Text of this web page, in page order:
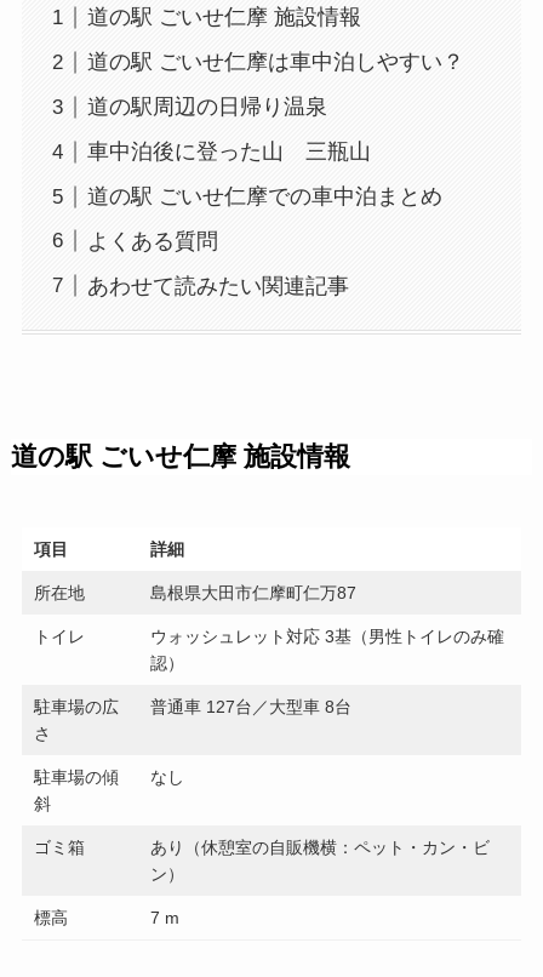
道の駅 ごいせ仁摩 施設情報
道の駅 ごいせ仁摩は車中泊しやすい？
道の駅周辺の日帰り温泉
車中泊後に登った山 三瓶山
道の駅 ごいせ仁摩での車中泊まとめ
よくある質問
あわせて読みたい関連記事
道の駅 ごいせ仁摩 施設情報
項目 詳細
所在地 島根県大田市仁摩町仁万87
トイレ
ウォッシュレット対応 3基（男性トイレのみ確
認）
駐車場の広
さ
普通車 127台／大型車 8台
駐車場の傾
斜
なし
ゴミ箱
あり（休憩室の自販機横：ペット・カン・ビ
ン）
標高 7 m